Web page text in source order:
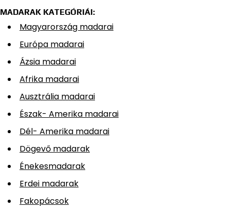
MADARAK KATEGÓRIÁI:
Magyarország madarai
Európa madarai
Ázsia madarai
Afrika madarai
Ausztrália madarai
Észak- Amerika madarai
Dél- Amerika madarai
Dögevő madarak
Énekesmadarak
Erdei madarak
Fakopácsok